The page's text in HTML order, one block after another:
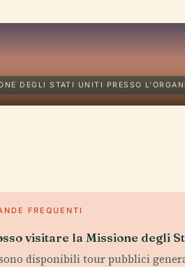
DEGLI STATI UNITI PRESSO
FREQUENTI
visitare la Missione degli
disponibili tour pubblici